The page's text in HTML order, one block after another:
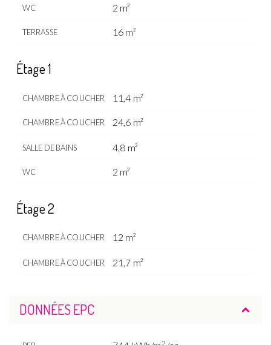
WC 2 m²
TERRASSE 16 m²
Étage 1
CHAMBRE À COUCHER 11,4 m²
CHAMBRE À COUCHER 24,6 m²
SALLE DE BAINS 4,8 m²
WC 2 m²
Étage 2
CHAMBRE À COUCHER 12 m²
CHAMBRE À COUCHER 21,7 m²
DONNÉES EPC
2